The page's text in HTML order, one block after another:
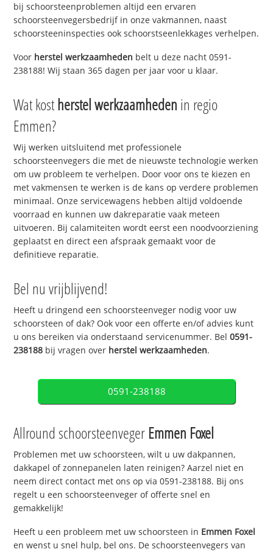
bij schoorsteenproblemen altijd een ervaren
schoorsteenvegersbedrijf in onze vakmannen, naast
schoorsteeninspecties ook schoorstseenlekkages verhelpen.
Voor herstel werkzaamheden belt u deze nacht 0591-
238188! Wij staan 365 dagen per jaar voor u klaar.
Wat kostherstel werkzaamheden in regio
Emmen?
Wij werken uitsluitend met professionele
schoorsteenvegers die met de nieuwste technologie werken
om uw probleem te verhelpen. Door voor ons te kiezen en
met vakmensen te werken is de kans op verdere problemen
minimaal. Onze servicewagens hebben altijd voldoende
voorraad en kunnen uw dakreparatie vaak meteen
uitvoeren. Bij calamiteiten wordt eerst een noodvoorziening
geplaatst en direct een afspraak gemaakt voor de
definitieve reparatie.
Bel nu vrijblijvend!
Heeft u dringend een schoorsteenveger nodig voor uw
schoorsteen of dak? Ook voor een offerte en/of advies kunt
u ons bereiken via onderstaand servicenummer. Bel0591-
238188 bij vragen over herstel werkzaamheden.
0591-238188
Allround schoorsteenveger Emmen Foxel
Problemen met uw schoorsteen, wilt u uw dakpannen,
dakkapel of zonnepanelen laten reinigen? Aarzel niet en
neem direct contact met ons op via 0591-238188. Bij ons
regelt u een schoorsteenveger of offerte snel en
gemakkelijk!
Heeft u een probleem met uw schoorsteen in Emmen Foxel
en wenst u snel hulp, bel ons. De schoorsteenvegers van